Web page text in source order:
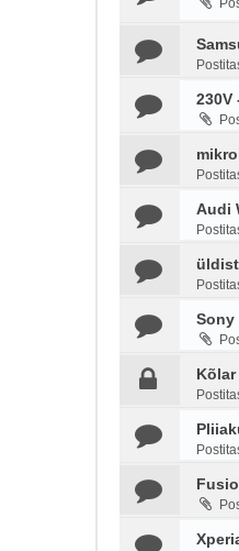
230V
Audi
Sony
Kõlar